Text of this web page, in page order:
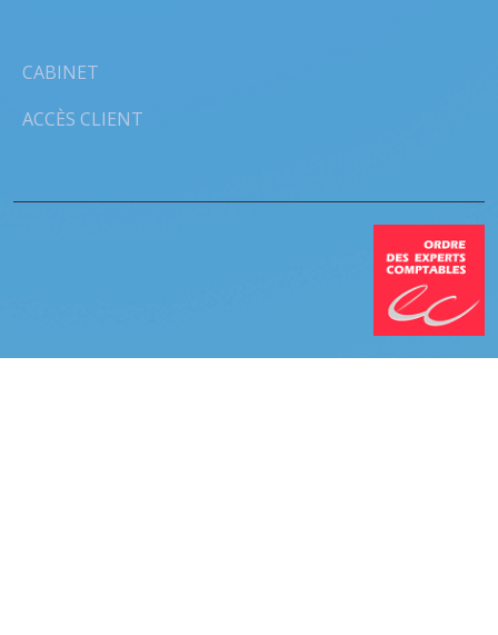
CABINET
ACCÈS CLIENT